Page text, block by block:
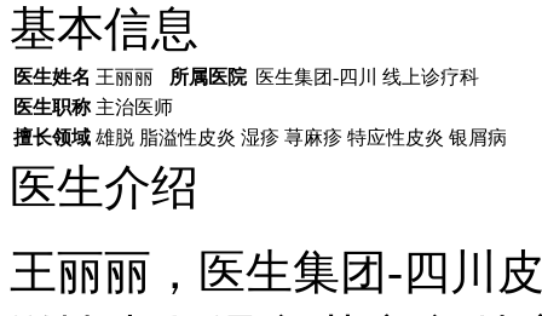
基本信息
医生姓名 王丽丽 所属医院 医生集团-四川 线上诊疗科
医生职称 主治医师
擅长领域 雄脱 脂溢性皮炎 湿疹 荨麻疹 特应性皮炎 银屑病
医生介绍
王丽丽，医生集团-四川